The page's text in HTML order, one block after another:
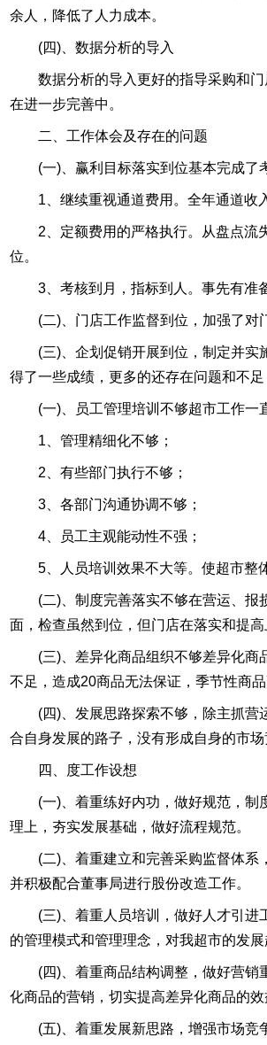
余人，降低了人力成本。
(四)、数据分析的导入
数据分析的导入更好的指导采购和
在进一步完善中。
二、工作体会及存在的问题
(一)、赢利目标落实到位基本完成了
1、继续重视通道费用。全年通道收
2、定额费用的严格执行。从盘点流
位。
3、考核到月，指标到人。事先有准
(二)、门店工作监督到位，加强了对
(三)、企划促销开展到位，制定并
得了一些成绩，更多的还存在问题和不足
(一)、员工管理培训不够超市工作一
1、管理精细化不够；
2、有些部门执行不够；
3、各部门沟通协调不够；
4、员工主观能动性不强；
5、人员培训效果不大等。使超市整
(二)、制度完善落实不够在营运、
面，检查虽然到位，但门店在落实和提
(三)、差异化商品组织不够差异化
不足，造成20商品无法保证，季节性商
(四)、发展思路探索不够，除主抓
合自身发展的路子，没有形成自身的市场
四、度工作设想
(一)、着重练好内功，做好规范，
理上，夯实发展基础，做好流程规范。
(二)、着重建立和完善采购监督体系
并积极配合董事局进行股份改造工作。
(三)、着重人员培训，做好人才引进
的管理模式和管理理念，对我超市的发展
(四)、着重商品结构调整，做好营
化商品的营销，切实提高差异化商品的效
(五)、着重发展新思路，增强市场